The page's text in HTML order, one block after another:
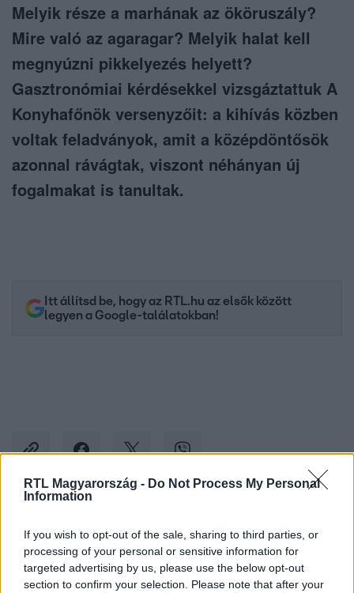
RTL Magyarország - Do Not Process My Personal
Information
If you wish to opt-out of the sale, sharing to third parties, or
processing of your personal or sensitive information for
targeted advertising by us, please use the below opt-out
section to confirm your selection. Please note that after your
Melyik része a marhának az ököruszály?
Mire való az agaragar? Melyik halat kell
megnyúzni pikkelyezés helyett?
Gasztronómiai kérdésekkel vizsgáztattuk A
Konyhafőnök versenyzőit: a kihívás közben
voltak feladványok, amit a középdöntősök
azonnal rávágtak, viszont néhányan új
fogalmakat is tanultak.
Itt állítsd be, hogy az RTL.hu az elsők között
legyen a Google-találatokban!
Facebookon is!
Követem